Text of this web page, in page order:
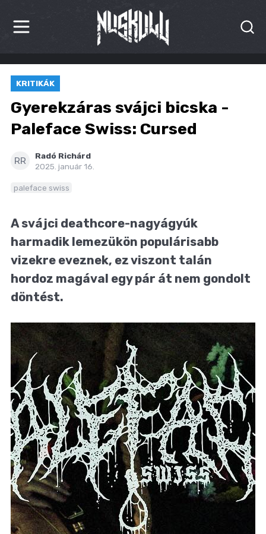
HÍREK
KRITIKÁK
BESZÁMOLÓK
MÁSVILÁG
BLOG
KRITIKÁK
Gyerekzáras svájci bicska -
Paleface Swiss: Cursed
RR
Radó Richárd
2025. január 16.
paleface swiss
A svájci deathcore-nagyágyúk
harmadik lemezükön populárisabb
vizekre eveznek, ez viszont talán
hordoz magával egy pár át nem gondolt
döntést.